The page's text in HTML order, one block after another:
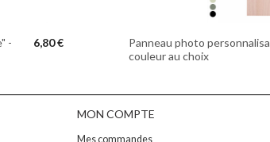
- 6,80 €
Panneau photo
couleur au choix
MON COMPTE
Mes commandes